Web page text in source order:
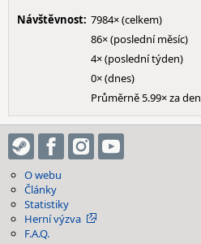
Návštěvnost: 7984× (celkem)
86× (poslední měsíc)
4× (poslední týden)
0× (dnes)
Průměrně 5.99× za den
O webu
Články
Statistiky
Herní výzva
F.A.Q.